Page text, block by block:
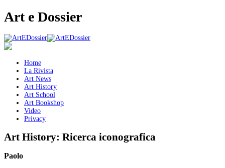
Art e Dossier
Home
La Rivista
Art News
Art History
Art School
Art Bookshop
Video
Privacy
Art History: Ricerca iconografica
Paolo